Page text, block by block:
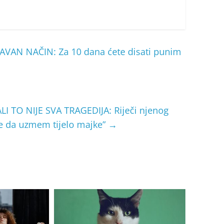
NAČIN: Za 10 dana ćete disati punim
NIJE SVA TRAGEDIJA: Riječi njenog
da uzmem tijelo majke” →